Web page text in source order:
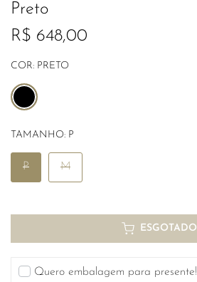
Preto
R$ 648,00
COR: PRETO
TAMANHO: P
P M
ESGOTADO
Quero embalagem para presente!